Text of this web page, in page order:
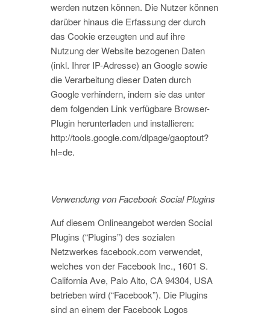
werden nutzen können. Die Nutzer können
darüber hinaus die Erfassung der durch
das Cookie erzeugten und auf ihre
Nutzung der Website bezogenen Daten
(inkl. Ihrer IP-Adresse) an Google sowie
die Verarbeitung dieser Daten durch
Google verhindern, indem sie das unter
dem folgenden Link verfügbare Browser-
Plugin herunterladen und installieren:
http://tools.google.com/dlpage/gaoptout?
hl=de.
Verwendung von Facebook Social Plugins
Auf diesem Onlineangebot werden Social
Plugins (“Plugins”) des sozialen
Netzwerkes facebook.com verwendet,
welches von der Facebook Inc., 1601 S.
California Ave, Palo Alto, CA 94304, USA
betrieben wird (“Facebook”). Die Plugins
sind an einem der Facebook Logos